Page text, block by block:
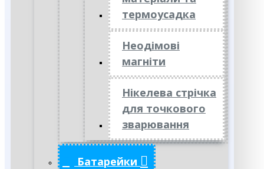
термоусадка
Неодімові
магніти
Нікелева стрічка
для точкового
зварювання
Батарейки